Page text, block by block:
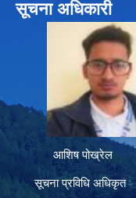
सूचना अधिकारी
आशिष पोख्रेल
सूचना प्रविधि अधिकृत